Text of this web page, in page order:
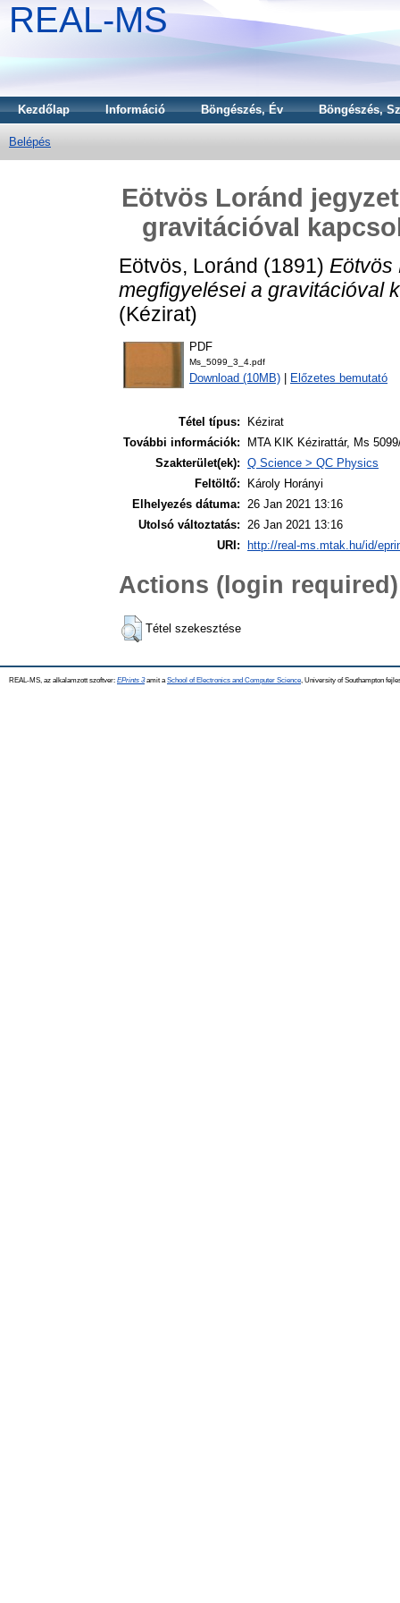
REAL-MS
Kezdőlap Információ Böngészés, Év Böngészés,
Belépés
Eötvös Loránd
gravitációval
Eötvös, Loránd (1891) Eötvös
megfigyelései a gravitációval
(Kézirat)
PDF
Ms_5099_3_4.pdf
Download (10MB) Előzetes bemutató
Tétel típus:
Kézirat
További információk:
MTA KIK Kézirattár, Ms
Szakterület(ek): Q Science > QC Physics
Feltöltő:
Károly Horányi
Elhelyezés dátuma: 26 Jan 2021 13:16
Utolsó változtatás: 26 Jan 2021 13:16
URI:
http://real-ms.mtak.hu/id/
Actions (login required)
Tétel szekesztése
REAL-MS, az alkalamzott szoftver: EPrints 3amit a School of Electronics and Computer Science , University of Southampton